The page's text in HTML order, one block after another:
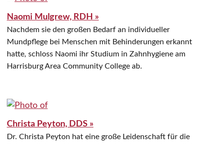
Naomi Mulgrew, RDH »
Nachdem sie den großen Bedarf an individueller
Mundpflege bei Menschen mit Behinderungen erkannt
hatte, schloss Naomi ihr Studium in Zahnhygiene am
Harrisburg Area Community College ab.
Christa Peyton, DDS »
Dr. Christa Peyton hat eine große Leidenschaft für die